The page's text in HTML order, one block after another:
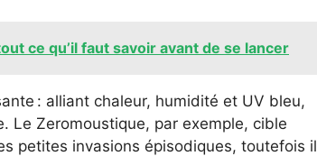
ce qu’il faut savoir avant de se lancer
: alliant chaleur, humidité et UV bleu,
Le Zeromoustique, par exemple, cible
petites invasions épisodiques, toutefois il